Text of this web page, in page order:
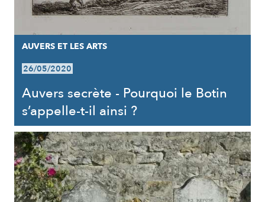
AUVERS ET LES ARTS
26/05/2020
Auvers secrète - Pourquoi le Botin
s’appelle-t-il ainsi ?